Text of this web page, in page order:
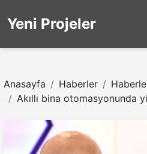
Yeni Projeler
Anasayfa Haberler
Akıllı bina otomasyonunda